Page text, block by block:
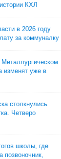
КХЛ
в 2026 году
за коммуналку
изменят уже в
столкнулись
Четверо
школы, где
позвоночник,